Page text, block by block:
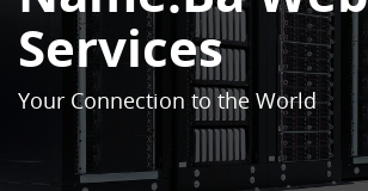
Services
Your Connection to the World